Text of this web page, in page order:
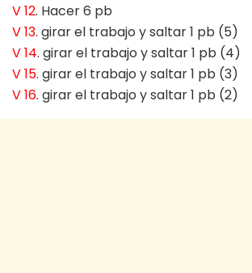
V 12. Hacer 6 pb
V 13. girar el trabajo y saltar 1 pb (5)
V 14. girar el trabajo y saltar 1 pb (4)
V 15. girar el trabajo y saltar 1 pb (3)
V 16. girar el trabajo y saltar 1 pb (2)